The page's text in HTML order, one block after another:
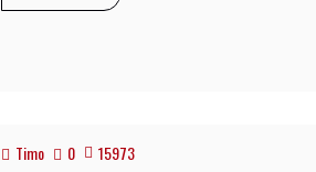
Timo 0 15973